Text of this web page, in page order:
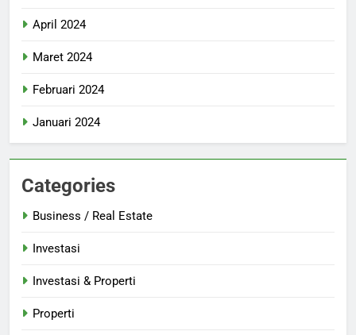
April 2024
Maret 2024
Februari 2024
Januari 2024
Categories
Business / Real Estate
Investasi
Investasi & Properti
Properti